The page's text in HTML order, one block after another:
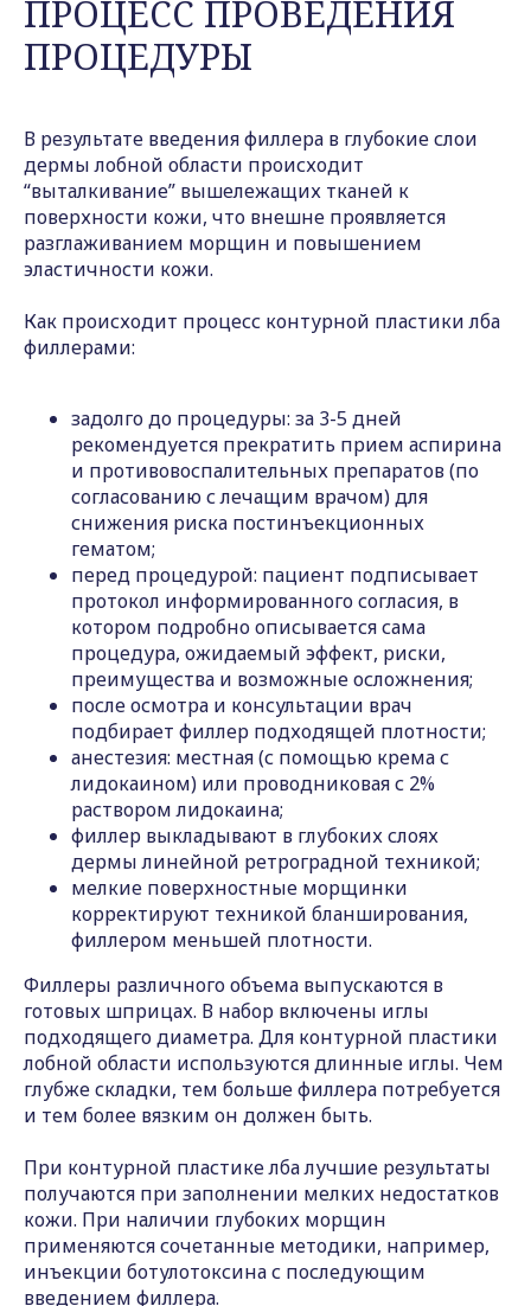
ПРОЦЕСС ПРОВЕДЕНИЯ
ПРОЦЕДУРЫ
В результате введения филлера в глубокие слои
дермы лобной области происходит
“выталкивание” вышележащих тканей к
поверхности кожи, что внешне проявляется
разглаживанием морщин и повышением
эластичности кожи.
Как происходит процесс контурной пластики лба
филлерами:
задолго до процедуры: за 3-5 дней
рекомендуется прекратить прием аспирина
и противовоспалительных препаратов (по
согласованию с лечащим врачом) для
снижения риска постинъекционных
гематом;
перед процедурой: пациент подписывает
протокол информированного согласия, в
котором подробно описывается сама
процедура, ожидаемый эффект, риски,
преимущества и возможные осложнения;
после осмотра и консультации врач
подбирает филлер подходящей плотности;
анестезия: местная (с помощью крема с
лидокаином) или проводниковая с 2%
раствором лидокаина;
филлер выкладывают в глубоких слоях
дермы линейной ретроградной техникой;
мелкие поверхностные морщинки
корректируют техникой бланширования,
филлером меньшей плотности.
Филлеры различного объема выпускаются в
готовых шприцах. В набор включены иглы
подходящего диаметра. Для контурной пластики
лобной области используются длинные иглы. Чем
глубже складки, тем больше филлера потребуется
и тем более вязким он должен быть.
При контурной пластике лба лучшие результаты
получаются при заполнении мелких недостатков
кожи. При наличии глубоких морщин
применяются сочетанные методики, например,
инъекции ботулотоксина с последующим
введением филлера.
Свяжитесь с нами, чтобы получить
дополнительную информацию
НАПИШИТЕ НАМ